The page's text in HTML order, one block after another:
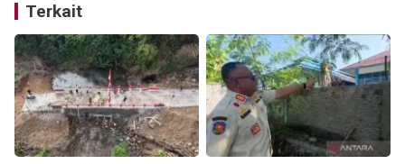
Terkait